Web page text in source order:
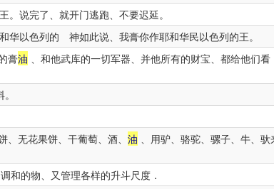
说完了、就开门逃跑、不要迟延。
华以色列的 神如此说、我膏你作耶和华民以色列的王。
膏油 、和他武库的一切军器、并他所有的财宝、都给他们
无花果饼、干葡萄、酒、 油 、用驴、骆驼、骡子、牛、
调和的物、又管理各样的升斗尺度．